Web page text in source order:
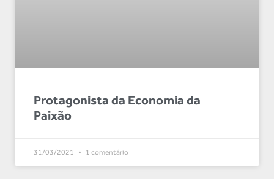
Protagonista da Economia da
Paixão
31/03/2021 1 comentário